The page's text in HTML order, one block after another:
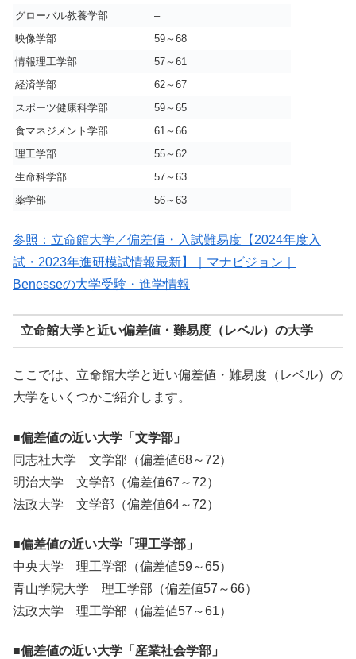
グローバル教養学部
–
映像学部
59～68
情報理工学部
57～61
経済学部
62～67
スポーツ健康科学部
59～65
食マネジメント学部
61～66
理工学部
55～62
生命科学部
57～63
薬学部
56～63
参照：立命館大学／偏差値・入試難易度【2024年度入
試・2023年進研模試情報最新】｜マナビジョン｜
Benesseの大学受験・進学情報
立命館大学と近い偏差値・難易度（レベル）の大学
ここでは、立命館大学と近い偏差値・難易度（レベル）の
大学をいくつかご紹介します。
■偏差値の近い大学「文学部」
同志社大学 文学部（偏差値68～72）
明治大学 文学部（偏差値67～72）
法政大学 文学部（偏差値64～72）
■偏差値の近い大学「理工学部」
中央大学 理工学部（偏差値59～65）
青山学院大学 理工学部（偏差値57～66）
法政大学 理工学部（偏差値57～61）
■偏差値の近い大学「産業社会学部」